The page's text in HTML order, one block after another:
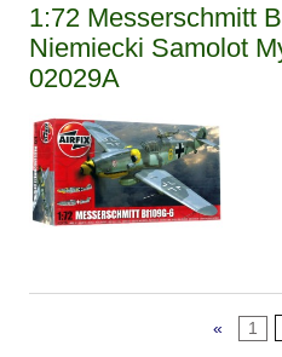
1:72 Messerschmitt
Niemiecki Samolot
02029A
« 1